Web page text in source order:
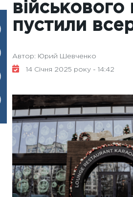
військового
пустили
Автор: Юрий Шевченко
14 Січня 2025 року - 14:42